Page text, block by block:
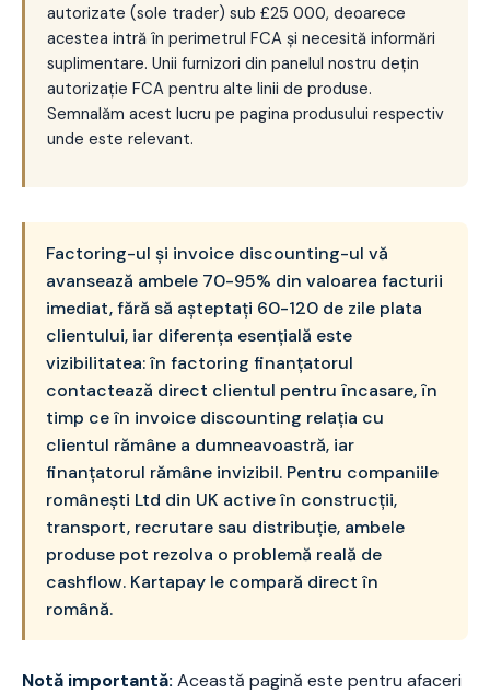
autorizate (sole trader) sub £25 000, deoarece
acestea intră în perimetrul FCA și necesită informări
suplimentare. Unii furnizori din panelul nostru dețin
autorizație FCA pentru alte linii de produse.
Semnalăm acest lucru pe pagina produsului respectiv
unde este relevant.
Factoring-ul și invoice discounting-ul vă
avansează ambele 70-95% din valoarea facturii
imediat, fără să așteptați 60-120 de zile plata
clientului, iar diferența esențială este
vizibilitatea: în factoring finanțatorul
contactează direct clientul pentru încasare, în
timp ce în invoice discounting relația cu
clientul rămâne a dumneavoastră, iar
finanțatorul rămâne invizibil. Pentru companiile
românești Ltd din UK active în construcții,
transport, recrutare sau distribuție, ambele
produse pot rezolva o problemă reală de
cashflow. Kartapay le compară direct în
română.
Notă importantă: Această pagină este pentru afaceri